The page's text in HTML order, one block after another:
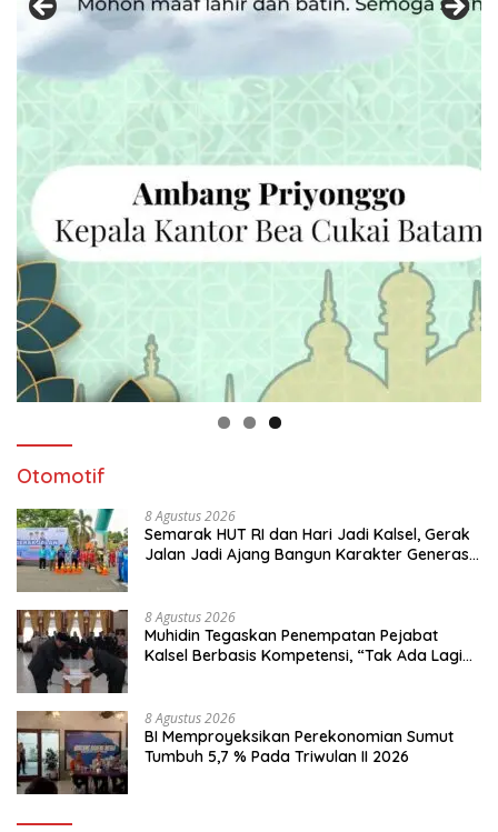
Otomotif
8 Agustus 2026
Semarak HUT RI dan Hari Jadi Kalsel, Gerak
Jalan Jadi Ajang Bangun Karakter Generasi
8 Agustus 2026
Muhidin Tegaskan Penempatan Pejabat
Kalsel Berbasis Kompetensi, “Tak Ada Lagi
8 Agustus 2026
BI Memproyeksikan Perekonomian Sumut
Tumbuh 5,7 % Pada Triwulan II 2026